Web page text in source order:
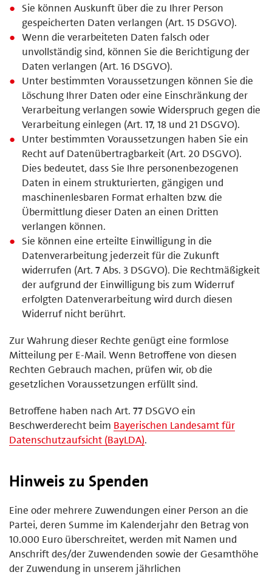
Sie können Auskunft über die zu Ihrer Person
gespeicherten Daten verlangen (Art. 15 DSGVO).
Wenn die verarbeiteten Daten falsch oder
unvollständig sind, können Sie die Berichtigung der
Daten verlangen (Art. 16 DSGVO).
Unter bestimmten Voraussetzungen können Sie die
Löschung Ihrer Daten oder eine Einschränkung der
Verarbeitung verlangen sowie Widerspruch gegen die
Verarbeitung einlegen (Art. 17, 18 und 21 DSGVO).
Unter bestimmten Voraussetzungen haben Sie ein
Recht auf Datenübertragbarkeit (Art. 20 DSGVO).
Dies bedeutet, dass Sie Ihre personenbezogenen
Daten in einem strukturierten, gängigen und
maschinenlesbaren Format erhalten bzw. die
Übermittlung dieser Daten an einen Dritten
verlangen können.
Sie können eine erteilte Einwilligung in die
Datenverarbeitung jederzeit für die Zukunft
widerrufen (Art. 7 Abs. 3 DSGVO). Die Rechtmäßigkeit
der aufgrund der Einwilligung bis zum Widerruf
erfolgten Datenverarbeitung wird durch diesen
Widerruf nicht berührt.
Zur Wahrung dieser Rechte genügt eine formlose
Mitteilung per E-Mail. Wenn Betroffene von diesen
Rechten Gebrauch machen, prüfen wir, ob die
gesetzlichen Voraussetzungen erfüllt sind.
Betroffene haben nach Art. 77 DSGVO ein
Beschwerderecht beim Bayerischen Landesamt für
Datenschutzaufsicht (BayLDA).
Hinweis zu Spenden
Eine oder mehrere Zuwendungen einer Person an die
Partei, deren Summe im Kalenderjahr den Betrag von
10.000 Euro überschreitet, werden mit Namen und
Anschrift des/der Zuwendenden sowie der Gesamthöhe
der Zuwendung in unserem jährlichen